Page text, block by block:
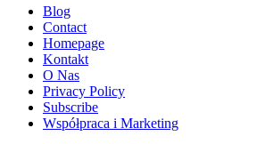
Menu
Blog
Contact
Homepage
Kontakt
O Nas
Privacy Policy
Subscribe
Współpraca i Marketing